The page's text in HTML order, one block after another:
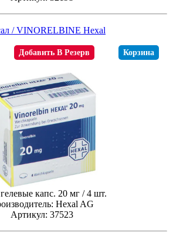
/ VINORELBINE Hexal
Добавить В Резерв Корзина
капс. 20 мг / 4 шт.
Hexal AG
Артикул: 37523